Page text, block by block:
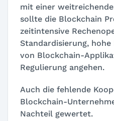
mit einer
sollte die Blockchain
zeitintensive
Standardisierung,
von Blockchain-
Regulierung angehen.
Auch die fehlende
Blockchain-
Nachteil gewertet.